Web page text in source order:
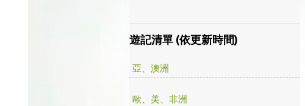
我還是在劇荒中，再重看第一集，意外的覺得
是講冷笑話的高手；至安那張毫無感情的臉，
無負擔，也讓我嚇到。 看這鏡頭有時候都不
不少，而且還bundle了不少近年常提到的
VPN，像是NordVPN/ Surfshark等…但因為這
些VPN服務都已經沒有免費的試用期了… 在花
了幾個小時試了一下，目前與大家推薦的是
遊記清單 (依更新時間)
亞、澳洲
歐、美、非洲